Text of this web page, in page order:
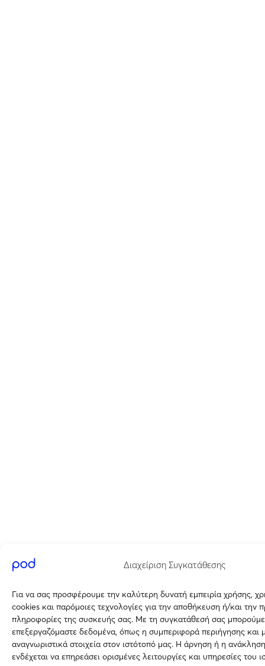
Διαχείριση Συγκατάθεσης
Για να σας προσφέρουμε την καλύτερη δυνατή εμπειρία χρήσης,
cookies και παρόμοιες τεχνολογίες για την αποθήκευση ή/και την
πληροφορίες της συσκευής σας. Με τη συγκατάθεσή σας
επεξεργαζόμαστε δεδομένα, όπως η συμπεριφορά περιήγησης και
αναγνωριστικά στοιχεία στον ιστότοπό μας. Η άρνηση ή η
ενδέχεται να επηρεάσει ορισμένες λειτουργίες και υπηρεσίες του